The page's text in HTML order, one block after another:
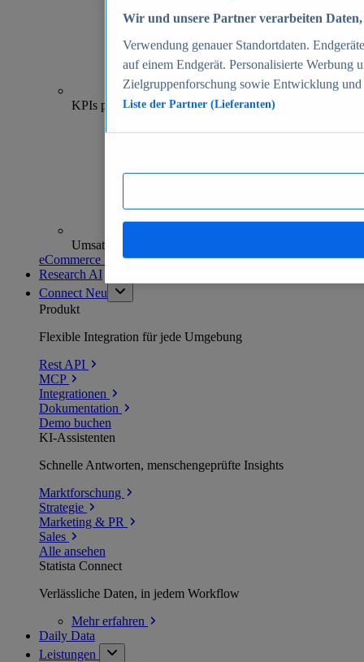
70+
KPIs pro Shop
Umsatzanalysen und -prognosen
eCommerce Insights entdecken
Research AI
Connect Neu
Produkt
Flexible Integration für jede Umgebung
Rest API
MCP
Integrationen
Dokumentation
Demo buchen
KI-Assistenten
Schnelle Antworten, menschengeprüfte Insights
Marktforschung
Strategie
Marketing & PR
Sales
Alle ansehen
Statista Connect
Verlässliche Daten, in jedem Workflow
Mehrerfahren
Daily Data
Leistungen
Wir und unsere Partner verarbeiten
Verwendung genauer Standortdaten.
auf einem Endgerät. Personalisierte Werbung
Zielgruppenforschung sowie Entwicklung
Liste der Partner (Lieferanten)